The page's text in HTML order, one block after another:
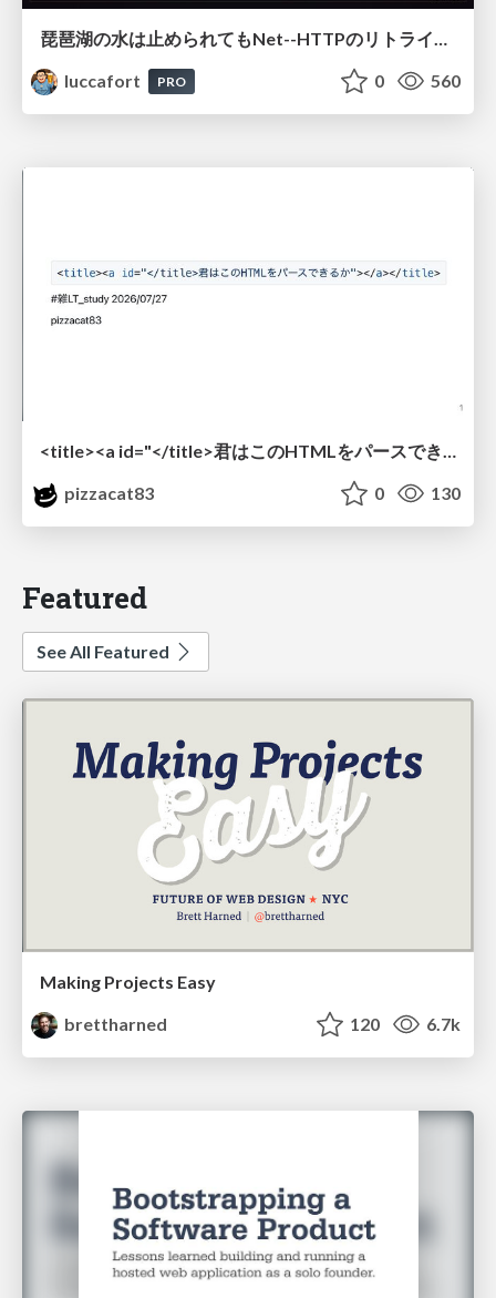
luccafort
PRO 0 560
<title><a id="</title>君はこのHTMLをパースできるか"></a></title> #雑LT_study
pizzacat83
0 130
Featured
See All Featured
Making Projects Easy
brettharned
120 6.7k